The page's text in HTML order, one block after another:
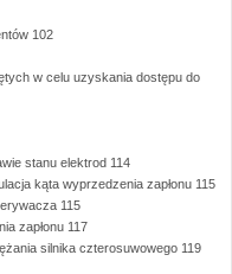
102
w celu uzyskania dostępu do
stanu elektrod 114
kąta wyprzedzenia zapłonu 115
115
zapłonu 117
silnika czterosuwowego 119